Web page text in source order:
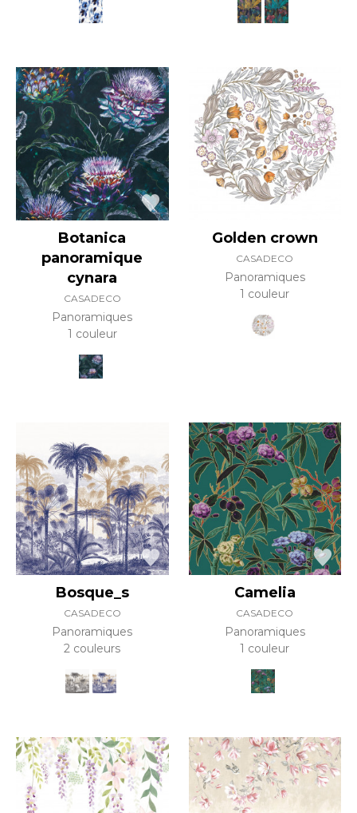
Botanica
panoramique
cynara
CASADECO
Panoramiques
1 couleur
Golden crown
CASADECO
Panoramiques
1 couleur
Bosque_s
CASADECO
Panoramiques
2 couleurs
Camelia
CASADECO
Panoramiques
1 couleur